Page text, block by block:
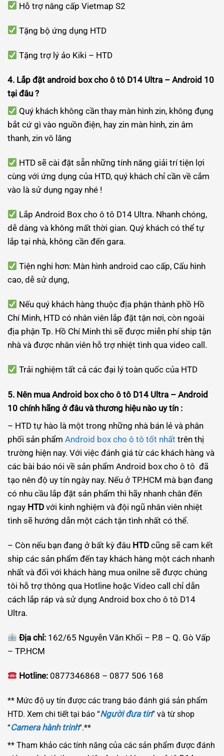
Hỗ trợ nâng cấp Vietmap S2
Tặng bộ ứng dụng HTD
Tặng trợ lý ảo Kiki – HTD
4. Lắp đặt android box cho ô tô D14 Ultra – Android 10
tại đâu ?
Quý khách không cần thay màn hình zin, không đụng
bắt cứ gì vào nguồn điện, hay zin màn hình, zin âm
thanh, zin vô lăng
HTD sẽ cài đặt sẵn những tính năng giải trí tiện lợi
cùng với ứng dụng của HTD, quý khách chỉ cần về cắm
vào là sử dụng ngay nhé !
Lắp Android Box cho ô tô D14 Ultra. Nhanh chóng,
dễ dàng và không mất thời gian. Quý khách có thể tự
lắp tại nhà, không cần đến gara.
Tiện nghi hơn: Màn hình android cao cấp, Cấu hình
cao, dễ sử dụng,
Nếu quý khách hàng thuộc địa phận thành phồ Hồ
Chí Minh, HTD có nhân viên lắp đặt tận nơi, còn ngoài
địa phận Tp. Hồ Chí Minh thì sẽ được miễn phí ship tận
nhà và được nhân viên hỗ trợ nhiệt tình qua video call.
Trải nghiệm tất cả các đại lý toàn quốc của HTD
5. Nên mua Android box cho ô tô D14 Ultra – Android
10 chính hãng ở đâu và thương hiệu nào uy tín :
– HTD tự hào là một trong những nhà bán lẻ và phân
phối sản phẩm Android box cho ô tô tốt nhất trên thị
trường hiện nay. Với việc đánh giá từ các khách hàng và
các bài báo nói về sản phẩm Android box cho ô tô đã
tạo nên độ uy tín ngày nay. Nếu ở TP.HCM mà bạn đang
có nhu cầu lắp đặt sản phẩm thì hãy nhanh chân đến
ngay HTD với kinh nghiệm và đội ngũ nhân viên nhiệt
tình sẽ hướng dẫn một cách tận tình nhất có thể.
– Còn nếu bạn đang ở bất kỳ đâu HTD cũng sẽ cam kết
ship các sản phẩm đến tay khách hàng một cách nhanh
nhất và đối với khách hàng mua onilne sẽ được chúng
tôi hỗ trợ thông qua Hotline hoặc Video call chỉ dẫn
cách lắp ráp và sử dụng Android box cho ô tô D14
Ultra.
Địa chỉ: 162/65 Nguyễn Văn Khối – P.8 – Q. Gò Vấp
– TP.HCM
Hotline: 0877346868 – 0877 506 168
** Mức độ uy tín được các trang báo đánh giá sản phẩm
HTD. Xem chi tiết tại báo “Người đưa tin” và từ shop
“Camera hành trinh“.**
** Tham khảo các tính năng của các sản phẩm được đánh